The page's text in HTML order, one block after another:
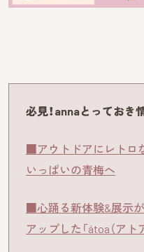
必見！annaとっておき
■アウトドアにレトロ
いっぱいの青梅へ
■心踊る新体験&展示
アップした「átoa（アト